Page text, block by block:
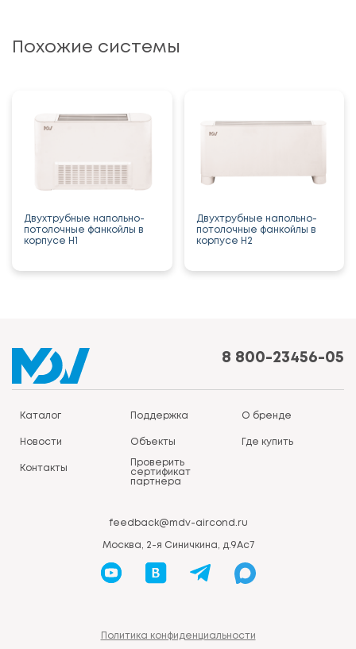
Похожие системы
Двухтрубные напольно-
потолочные фанкойлы в
корпусе H1
Двухтрубные напольно-
потолочные фанкойлы в
корпусе H2
8 800-23456-05
Каталог Поддержка О бренде
Новости Объекты Где купить
Контакты
Проверить
сертификат
партнера
feedback@mdv-aircond.ru
Москва, 2-я Синичкина, д.9Ас7
Политика конфиденциальности